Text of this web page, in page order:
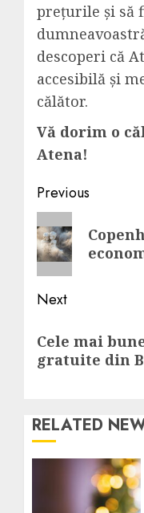
prețurile și să
descoperi că
accesibilă și
călător.
Vă dorim o
Atena!
Post
navigation
Previous
Previous
post:
Next
post:
Cele mai
gratuite din
RELATED